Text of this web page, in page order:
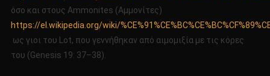
όσο και στους Ammonites (Αμμονίτες)
https://el.wikipedia.org/wiki/
ως γιοι του Lot, που γεννήθηκαν από αιμομιξία με τις κόρες
του (Genesis 19: 37–38).